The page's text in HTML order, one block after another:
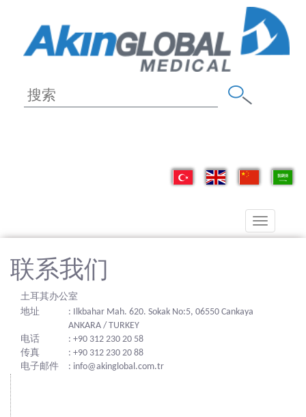
Toggle
navigation
联系我们
土耳其办公室
地址
: Ilkbahar Mah. 620. Sokak No:5, 06550 Cankaya
ANKARA / TURKEY
电话
: +90 312 230 20 58
传真
: +90 312 230 20 88
电子邮件
: info@akinglobal.com.tr